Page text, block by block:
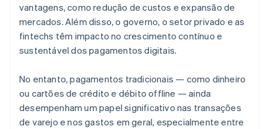
vantagens, como redução de custos e expansão de
mercados. Além disso, o governo, o setor privado e as
fintechs têm impacto no crescimento contínuo e
sustentável dos pagamentos digitais.
No entanto, pagamentos tradicionais — como dinheiro
ou cartões de crédito e débito offline — ainda
desempenham um papel significativo nas transações
de varejo e nos gastos em geral, especialmente entre